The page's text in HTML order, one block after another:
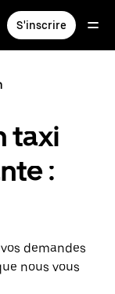
S'inscrire
taxi
:
demandes
nous vous
de taxi. Si tel